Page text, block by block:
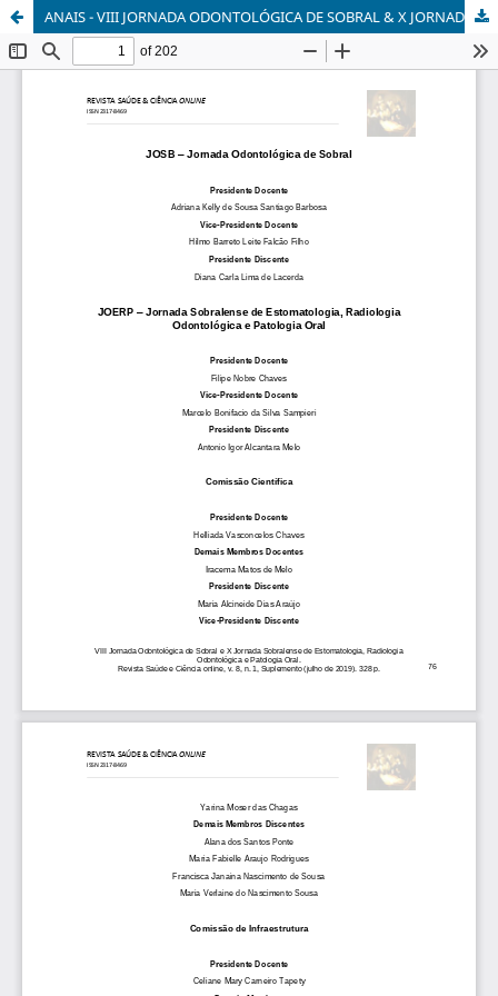
ANAIS - VIII JORNADA ODONTOLÓGICA DE SOBRAL & X JORNADA SOBRALENSE DE ESTOMATOLOGIA, RADIOLOGIA ODONTOLÓGICA E PATOLOGIA ORAL